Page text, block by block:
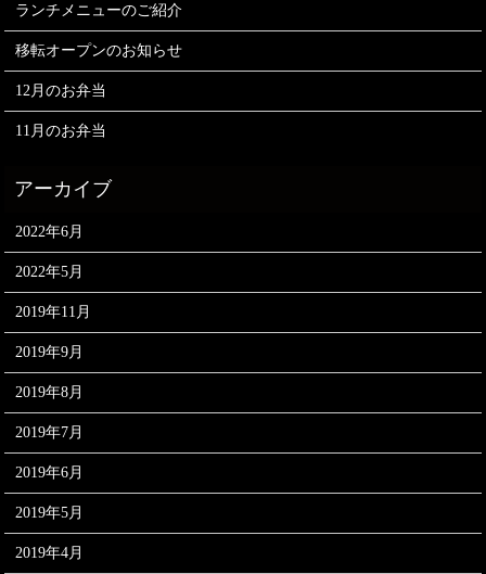
ランチメニューのご紹介
移転オープンのお知らせ
12月のお弁当
11月のお弁当
2022年6月
2022年5月
2019年11月
2019年9月
2019年8月
2019年7月
2019年6月
2019年5月
2019年4月